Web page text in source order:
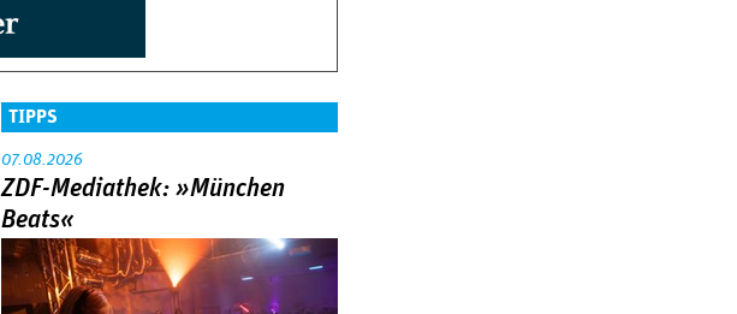
TIPPS
07.08.2026
ZDF-Mediathek: »München
Beats«